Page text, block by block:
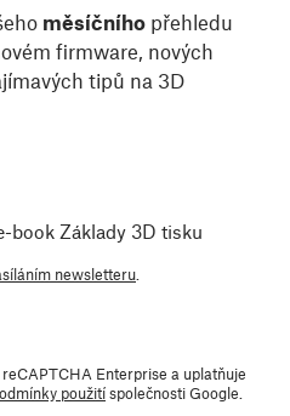
měsíčního přehledu
firmware, nových
tipů na 3D
book Základy 3D tisku
newsletteru
Enterprise a uplatňuje
použitíspolečnosti Google.